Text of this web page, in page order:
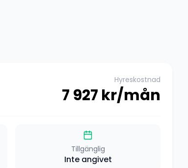
Hyreskostnad
7 927 kr/mån
Tillgänglig
Inte angivet